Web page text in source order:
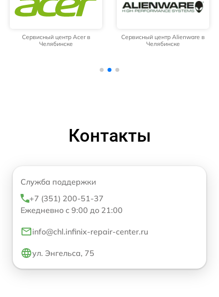
Сервисный центр Acer в
Челябинске
Сервисный центр Alienware в
Челябинске
Контакты
Служба поддержки
+7 (351) 200-51-37
Ежедневно с 9:00 до 21:00
info@chl.infinix-repair-center.ru
ул. Энгельса, 75